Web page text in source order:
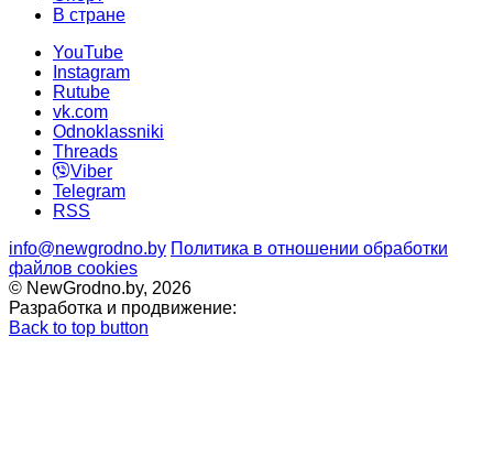
В стране
YouTube
Instagram
Rutube
vk.com
Odnoklassniki
Threads
Viber
Telegram
RSS
info@newgrodno.by Политика в отношении обработки
файлов cookies
© NewGrodno.by, 2026
Разработка и продвижение:
Back to top button